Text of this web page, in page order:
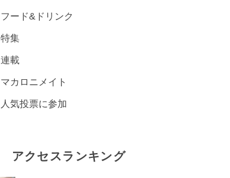
フード&ドリンク
特集
連載
マカロニメイト
人気投票に参加
アクセスランキング